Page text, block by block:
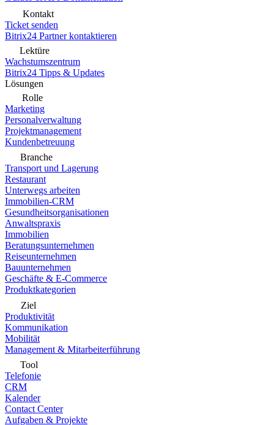
Kontakt
Ticket senden
Bitrix24 Partner kontaktieren
Lektüre
Wachstumszentrum
Bitrix24 Tipps & Updates
Lösungen
Rolle
Marketing
Personalverwaltung
Projektmanagement
Kundenbetreuung
Branche
Transport und Lagerung
Restaurant
Unterwegs arbeiten
Immobilien-CRM
Gesundheitsorganisationen
Anwaltspraxis
Immobilien
Beratungsunternehmen
Reiseunternehmen
Bauunternehmen
Geschäfte & E-Commerce
Produktkategorien
Ziel
Produktivität
Kommunikation
Mobilität
Management & Mitarbeiterführung
Tool
Telefonie
CRM
Kalender
Contact Center
Aufgaben & Projekte